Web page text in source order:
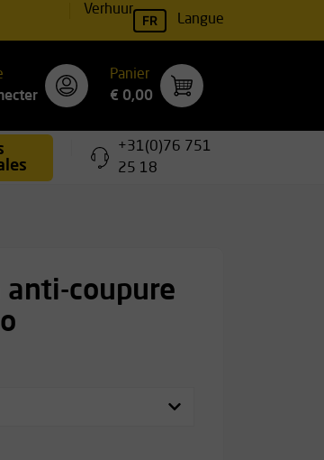
Verhuur
FR Langue
Panier
€ 0,00
+31(0)76 751
25 18
anti-coupure